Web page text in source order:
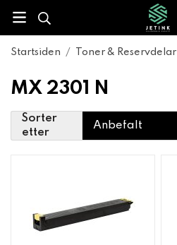
Startsiden / Toner & Reservdelar
MX 2301 N
Sorter
etter